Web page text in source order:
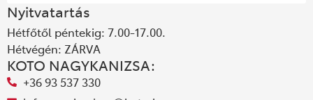
Nyitvatartás
Hétfőtől péntekig: 7.00-17.00.
Hétvégén: ZÁRVA
KOTO NAGYKANIZSA:
+36 93 537 330